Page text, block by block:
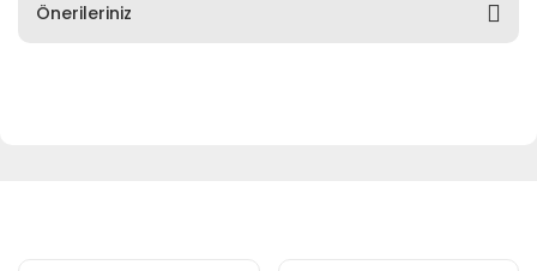
Önerileriniz